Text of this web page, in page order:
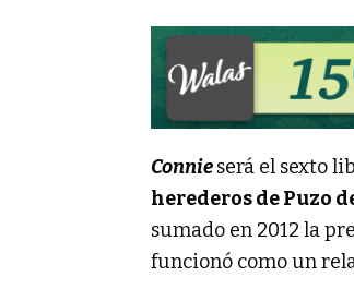
Connieserá el sexto
herederos de Puzo
sumado en 2012 la
funcionó como un